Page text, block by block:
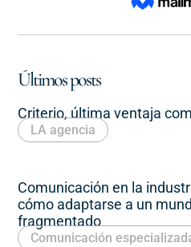
Últimos posts
Criterio, última ventaja
LA agencia
Comunicación en la
cómo adaptarse a un
fragmentado
Comunicación